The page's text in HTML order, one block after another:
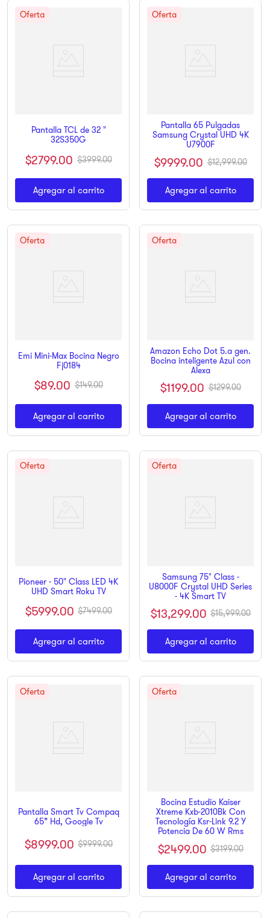
Pantalla TCL de 32 "
32S350G
$2799.00 $3999.00
Agregar al carrito
Pantalla 65 Pulgadas
Samsung Crystal UHD 4K
U7900F
$9999.00 $12,999.00
Agregar al carrito
Emi Mini-Max Bocina Negro
Fj0184
$89.00 $149.00
Agregar al carrito
Amazon Echo Dot 5.ª gen.
Bocina inteligente Azul con
Alexa
$1199.00 $1299.00
Agregar al carrito
Pioneer - 50" Class LED 4K
UHD Smart Roku TV
$5999.00 $7499.00
Agregar al carrito
Samsung 75" Class -
U8000F Crystal UHD Series
- 4K Smart TV
$13,299.00 $15,999.00
Agregar al carrito
Pantalla Smart Tv Compaq
65” Hd, Google Tv
$8999.00 $9999.00
Agregar al carrito
Bocina Estudio Kaiser
Xtreme Kxb-2010Bk Con
Tecnología Ksr-Link 9.2 Y
Potencia De 60 W Rms
$2499.00 $3199.00
Agregar al carrito